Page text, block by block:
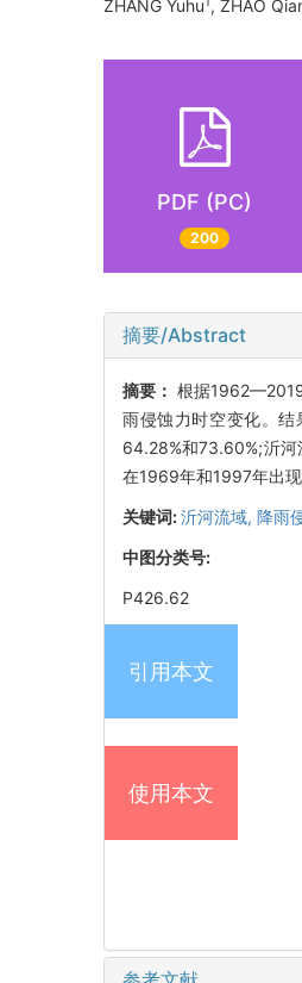
ZHANG Yuhu , ZHAO
PDF (PC)
200
摘要/Abstract
摘要： 根据
雨侵蚀力时空变化。
64.28%和73.60%;沂
在1969年和1997年出
关键词:沂河流域, 降雨
中图分类号:
P426.62
引用本文
使用本文